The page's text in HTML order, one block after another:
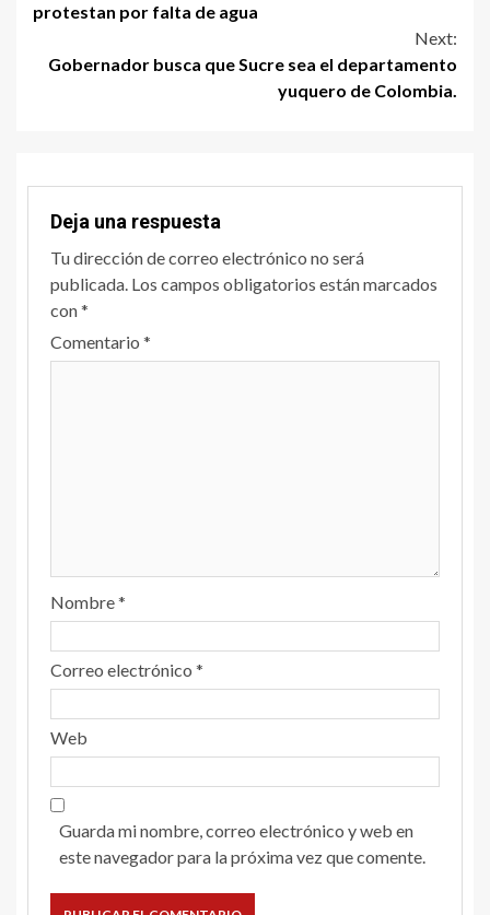
protestan por falta de agua
Next:
Gobernador busca que Sucre sea el departamento
yuquero de Colombia.
Deja una respuesta
Tu dirección de correo electrónico no será
publicada. Los campos obligatorios están marcados
con*
Comentario *
Nombre*
Correo electrónico *
Web
Guarda mi nombre, correo electrónico y web en
este navegador para la próxima vez que comente.